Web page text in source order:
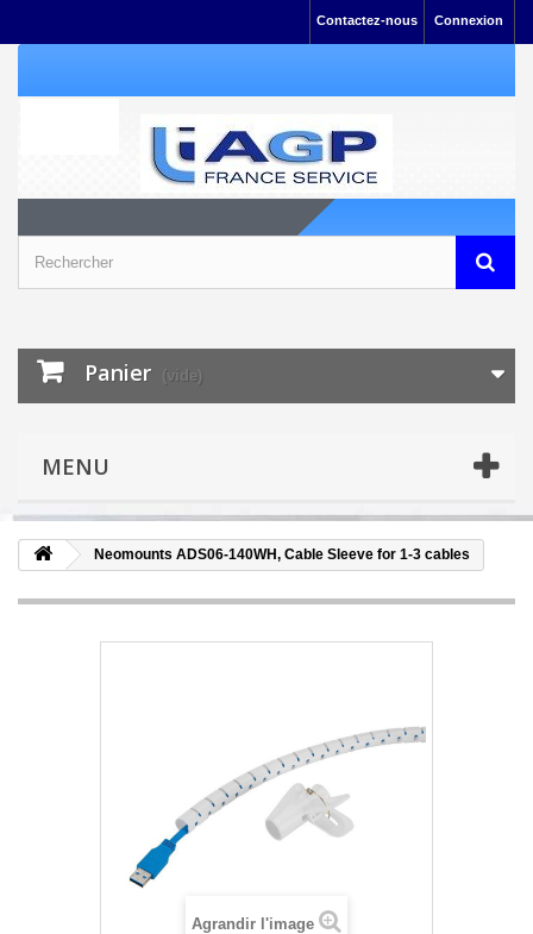
Connexion
Contactez-nous
Panier (vide)
MENU
Neomounts ADS06-140WH, Cable Sleeve for 1-3 cables
Agrandir l'image